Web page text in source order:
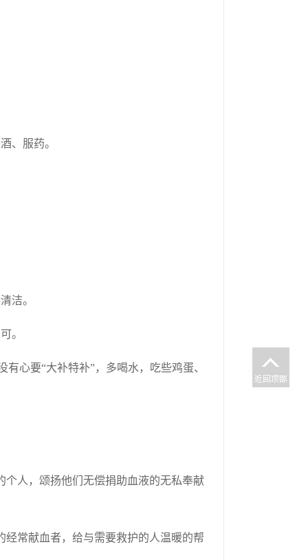
、服药。
洁。
。
心要“大补特补”，多喝水，吃些鸡蛋、
人，颂扬他们无偿捐助血液的无私奉献
常献血者，给与需要救护的人温暖的帮